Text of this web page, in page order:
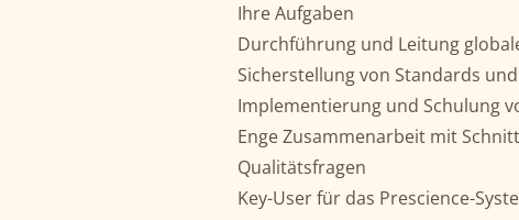
Ihre Aufgaben
Durchführung und Leitung
Sicherstellung von Standards
Implementierung und Schulung
Enge Zusammenarbeit mit
Qualitätsfragen
Key-User für das Prescience-